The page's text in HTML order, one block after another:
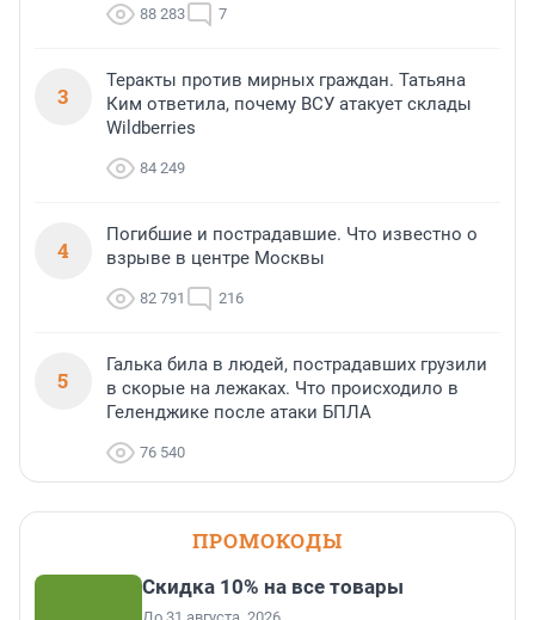
88 283 7
3
Теракты против мирных граждан. Татьяна
Ким ответила, почему ВСУ атакует склады
Wildberries
84 249
4
Погибшие и пострадавшие. Что известно о
взрыве в центре Москвы
82 791 216
5
Галька била в людей, пострадавших грузили
в скорые на лежаках. Что происходило в
Геленджике после атаки БПЛА
76 540
ПРОМОКОДЫ
Скидка 10% на все товары